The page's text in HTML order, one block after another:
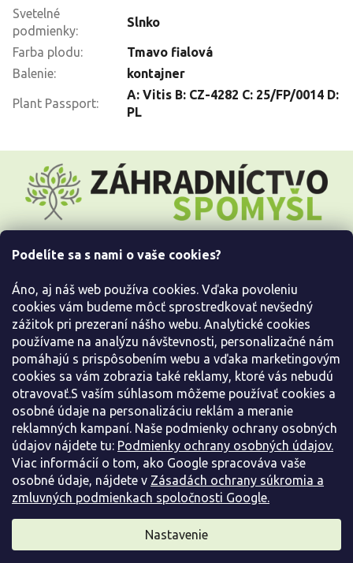
Podelíte sa s nami o vaše cookies?
Áno, aj náš web používa cookies. Vďaka povoleniu
cookies vám budeme môcť sprostredkovať nevšedný
zážitok pri prezeraní nášho webu. Analytické cookies
používame na analýzu návštevnosti, personalizačné nám
pomáhajú s prispôsobením webu a vďaka marketingovým
cookies sa vám zobrazia také reklamy, ktoré vás nebudú
otravovať.S vaším súhlasom môžeme používať cookies a
osobné údaje na personalizáciu reklám a meranie
reklamných kampaní. Naše podmienky ochrany osobných
údajov nájdete tu: Podmienky ochrany osobných údajov.
Viac informácií o tom, ako Google spracováva vaše
osobné údaje, nájdete v Zásadách ochrany súkromia a
zmluvných podmienkach spoločnosti Google.
Nastavenie
Svetelné
podmienky:
Slnko
Farba plodu:
Tmavo fialová
Balenie: kontajner
Plant Passport:
A: Vitis B: CZ-4282 C: 25/FP/0014 D:
PL
t
Informácie pre Vás
Kontaktujte nás